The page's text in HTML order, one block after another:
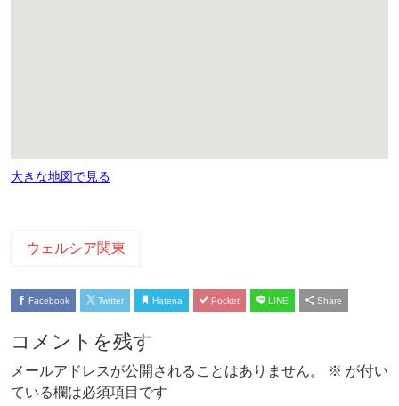
大きな地図で見る
ウェルシア関東
Facebook Twitter Hatena Pocket LINE Share
コメントを残す
メールアドレスが公開されることはありません。 ※ が付い
ている欄は必須項目です